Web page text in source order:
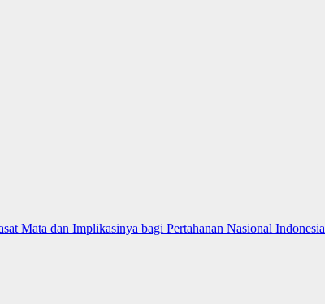
Mata dan Implikasinya bagi Pertahanan Nasional Indonesia